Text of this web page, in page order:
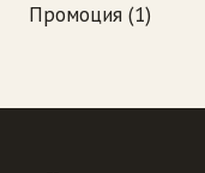
Промоция (1)